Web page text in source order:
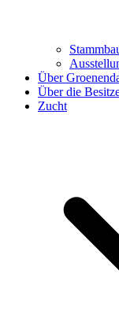
Über
Über die
Zucht